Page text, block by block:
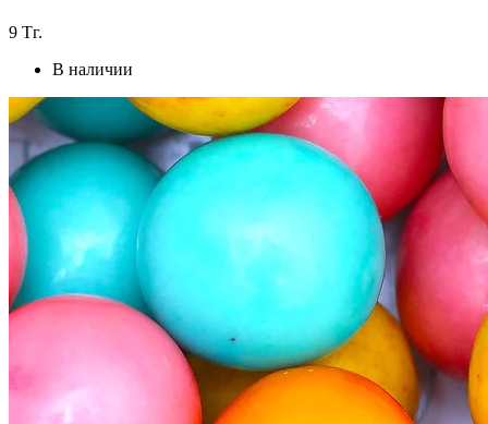
9 Тг.
В наличии